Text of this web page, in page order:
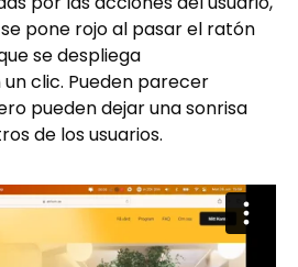
pone rojo al pasar el ratón
se despliega
clic. Pueden parecer
pueden dejar una sonrisa
de los usuarios.